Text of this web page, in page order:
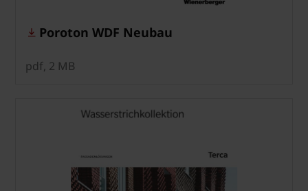
Poroton WDF Neubau
pdf, 2 MB